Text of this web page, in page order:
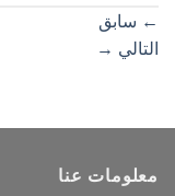
← سابق
التالي →
معلومات عنا